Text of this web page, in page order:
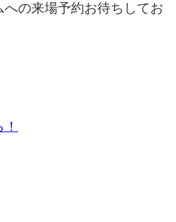
の来場予約お待ちしてお